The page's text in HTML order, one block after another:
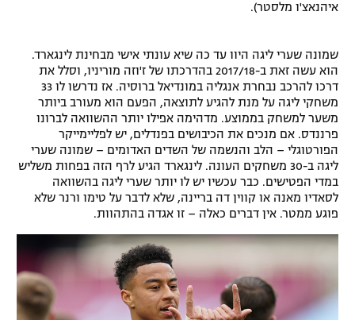
לוח דרושים – ג'ובנט
תגיות
המגזין
איהנאצ'ו מלסטר).
שמונה שערי ליגה היוו עד כה שיא עונתי אישי מבחינת לינגארד.
הוא עשה זאת ב-2017/18 בהדרכתו של ז'וזה מוריניו, וסלל את
דרכו להרכב נבחרת אנגליה במונדיאל ברוסיה. אז נדרשו לו 33
משחקי ליגה על מנת להגיע לתוצאה, הפעם הוא מעורב ביותר
משער למשחק בממוצע. מדהימה אפילו יותר ההשוואה לברונו
פרננדס. אם מנכים את הכיבושים בפנדלים, יש לפליימייקר
הפורטוגלי – הלב והנשמה של השדים האדומים – שמונה שערי
ליגה ב-30 משחקים העונה. לינגארד הגיע לרף הזה בפחות משליש
במדי הפטישים. כבר עכשיו יש לו יותר שערי ליגה בהשוואה
לסאדיו מאנה או קווין דה בריינה, שלא לדבר על טימו ורנר שלא
פוגע ממטר. אין דברים כאלה – זו אגדה בהתהוות.